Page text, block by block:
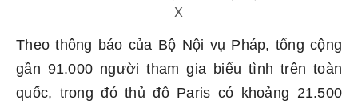
X
Theo thông báo của Bộ Nội vụ Pháp, tổng cộng
gần 91.000 người tham gia biểu tình trên toàn
quốc, trong đó thủ đô Paris có khoảng 21.500